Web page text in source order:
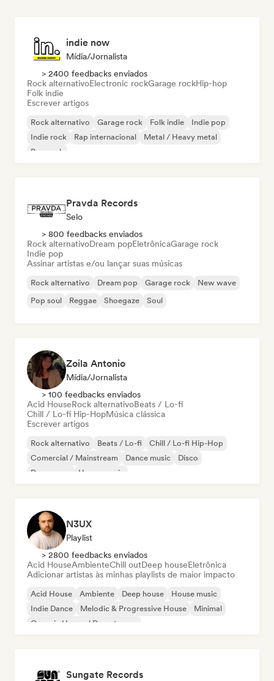
indie now
Mídia/Jornalista
> 2400 feedbacks enviados
Rock alternativoElectronic rockGarage rockHip-hop
Folk indie
Escrever artigos
Rock alternativo Garage rock Folk indie
Indie pop
Indie rock
Rap internacional
Metal / Heavy metal
Pop rock
Pravda Records
Selo
> 800 feedbacks enviados
Rock alternativoDream popEletrônicaGarage rock
Indie pop
Assinar artistas e/ou lançar suas músicas
Rock alternativo Dream pop Garage rock
New wave
Pop soul
Reggae Shoegaze Soul
Zoila Antonio
Mídia/Jornalista
> 100 feedbacks enviados
Acid HouseRock alternativoBeats / Lo-fi
Chill / Lo-fi Hip-HopMúsica clássica
Escrever artigos
Rock alternativo Beats / Lo-fi
Chill / Lo-fi Hip-Hop
Comercial / Mainstream
Dance music
Disco
Dream pop
House music
N3UX
Playlist
> 2800 feedbacks enviados
Acid HouseAmbienteChill outDeep houseEletrônica
Adicionar artistas às minhas playlists de maior impacto
Acid House Ambiente Deep house
House music
Indie Dance
Melodic & Progressive House
Minimal
Organic House / Downtempo
Sungate Records